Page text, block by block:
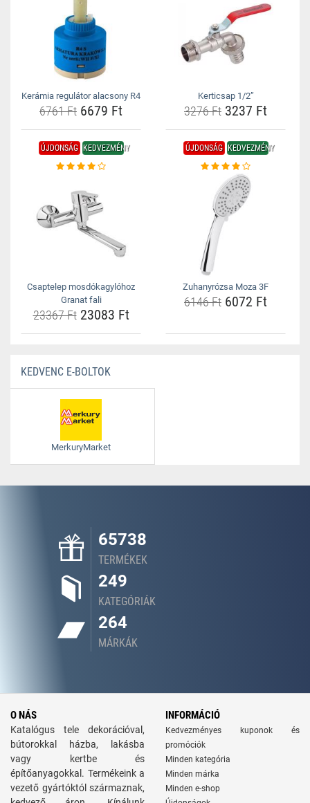
Kerámia regulátor alacsony R4
6761 Ft 6679 Ft
Kerticsap 1/2”
3276 Ft 3237 Ft
ÚJDONSÁG KEDVEZMÉNY
Csaptelep mosdókagylóhoz
Granat fali
23367 Ft23083 Ft
ÚJDONSÁG KEDVEZMÉNY
Zuhanyrózsa Moza 3F
6146 Ft 6072 Ft
KEDVENC E-BOLTOK
MerkuryMarket
65738
TERMÉKEK
249
KATEGÓRIÁK
264
MÁRKÁK
O NÁS
Katalógus tele dekorációval,
bútorokkal házba, lakásba
vagy kertbe és
építőanyagokkal. Termékeink a
vezető gyártóktól származnak,
INFORMÁCIÓ
Kedvezményes kuponok és
promóciók
Minden kategória
Minden márka
Minden e-shop